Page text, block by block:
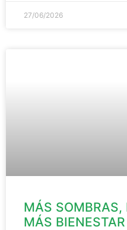
27/06/2026
MÁS SOMBRAS,
MÁS BIENESTAR